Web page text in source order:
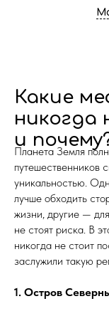
Какие
никогда
и
Планета Земля
путешественников
уникальностью.
лучше обходить
жизни, другие —
не стоят риска. В
никогда не стоит
заслужили такую
1. Остров